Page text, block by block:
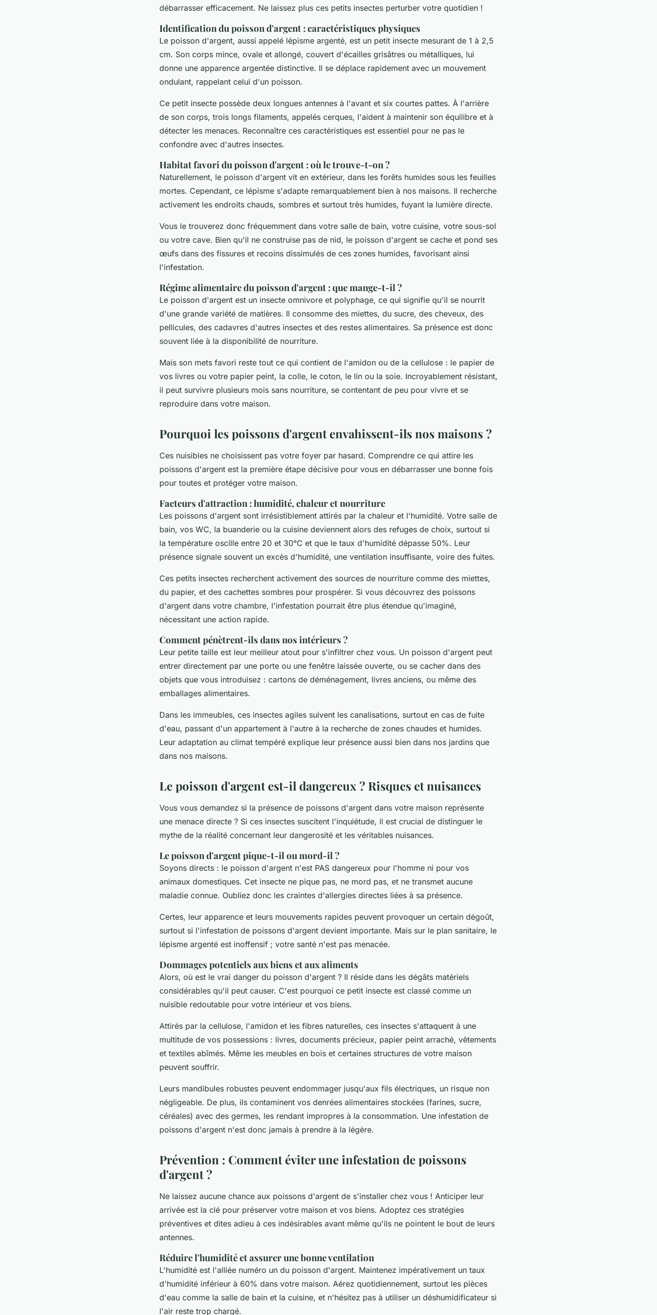
débarrasser efficacement. Ne laissez plus ces petits insectes perturber votre quotidien !
Identification du poisson d'argent : caractéristiques physiques
Le poisson d'argent, aussi appelé lépisme argenté, est un petit insecte mesurant de 1 à 2,5
cm. Son corps mince, ovale et allongé, couvert d'écailles grisâtres ou métalliques, lui
donne une apparence argentée distinctive. Il se déplace rapidement avec un mouvement
ondulant, rappelant celui d'un poisson.
Ce petit insecte possède deux longues antennes à l'avant et six courtes pattes. À l'arrière
de son corps, trois longs filaments, appelés cerques, l'aident à maintenir son équilibre et à
détecter les menaces. Reconnaître ces caractéristiques est essentiel pour ne pas le
confondre avec d'autres insectes.
Habitat favori du poisson d'argent : où le trouve-t-on ?
Naturellement, le poisson d'argent vit en extérieur, dans les forêts humides sous les feuilles
mortes. Cependant, ce lépisme s'adapte remarquablement bien à nos maisons. Il recherche
activement les endroits chauds, sombres et surtout très humides, fuyant la lumière directe.
Vous le trouverez donc fréquemment dans votre salle de bain, votre cuisine, votre sous-sol
ou votre cave. Bien qu'il ne construise pas de nid, le poisson d'argent se cache et pond ses
œufs dans des fissures et recoins dissimulés de ces zones humides, favorisant ainsi
l'infestation.
Régime alimentaire du poisson d'argent : que mange-t-il ?
Le poisson d'argent est un insecte omnivore et polyphage, ce qui signifie qu'il se nourrit
d'une grande variété de matières. Il consomme des miettes, du sucre, des cheveux, des
pellicules, des cadavres d'autres insectes et des restes alimentaires. Sa présence est donc
souvent liée à la disponibilité de nourriture.
Mais son mets favori reste tout ce qui contient de l'amidon ou de la cellulose : le papier de
vos livres ou votre papier peint, la colle, le coton, le lin ou la soie. Incroyablement résistant,
il peut survivre plusieurs mois sans nourriture, se contentant de peu pour vivre et se
reproduire dans votre maison.
Pourquoi les poissons d'argent envahissent-ils nos maisons ?
Ces nuisibles ne choisissent pas votre foyer par hasard. Comprendre ce qui attire les
poissons d'argent est la première étape décisive pour vous en débarrasser une bonne fois
pour toutes et protéger votre maison.
Facteurs d'attraction : humidité, chaleur et nourriture
Les poissons d'argent sont irrésistiblement attirés par la chaleur et l'humidité. Votre salle de
bain, vos WC, la buanderie ou la cuisine deviennent alors des refuges de choix, surtout si
la température oscille entre 20 et 30°C et que le taux d'humidité dépasse 50%. Leur
présence signale souvent un excès d'humidité, une ventilation insuffisante, voire des fuites.
Ces petits insectes recherchent activement des sources de nourriture comme des miettes,
du papier, et des cachettes sombres pour prospérer. Si vous découvrez des poissons
d'argent dans votre chambre, l'infestation pourrait être plus étendue qu'imaginé,
nécessitant une action rapide.
Comment pénètrent-ils dans nos intérieurs ?
Leur petite taille est leur meilleur atout pour s'infiltrer chez vous. Un poisson d'argent peut
entrer directement par une porte ou une fenêtre laissée ouverte, ou se cacher dans des
objets que vous introduisez : cartons de déménagement, livres anciens, ou même des
emballages alimentaires.
Dans les immeubles, ces insectes agiles suivent les canalisations, surtout en cas de fuite
d'eau, passant d'un appartement à l'autre à la recherche de zones chaudes et humides.
Leur adaptation au climat tempéré explique leur présence aussi bien dans nos jardins que
dans nos maisons.
Le poisson d'argent est-il dangereux ? Risques et nuisances
Vous vous demandez si la présence de poissons d'argent dans votre maison représente
une menace directe ? Si ces insectes suscitent l'inquiétude, il est crucial de distinguer le
mythe de la réalité concernant leur dangerosité et les véritables nuisances.
Le poisson d'argent pique-t-il ou mord-il ?
Soyons directs : le poisson d'argent n'est PAS dangereux pour l'homme ni pour vos
animaux domestiques. Cet insecte ne pique pas, ne mord pas, et ne transmet aucune
maladie connue. Oubliez donc les craintes d'allergies directes liées à sa présence.
Certes, leur apparence et leurs mouvements rapides peuvent provoquer un certain dégoût,
surtout si l'infestation de poissons d'argent devient importante. Mais sur le plan sanitaire, le
lépisme argenté est inoffensif ; votre santé n'est pas menacée.
Dommages potentiels aux biens et aux aliments
Alors, où est le vrai danger du poisson d'argent ? Il réside dans les dégâts matériels
considérables qu'il peut causer. C'est pourquoi ce petit insecte est classé comme un
nuisible redoutable pour votre intérieur et vos biens.
Attirés par la cellulose, l'amidon et les fibres naturelles, ces insectes s'attaquent à une
multitude de vos possessions : livres, documents précieux, papier peint arraché, vêtements
et textiles abîmés. Même les meubles en bois et certaines structures de votre maison
peuvent souffrir.
Leurs mandibules robustes peuvent endommager jusqu'aux fils électriques, un risque non
négligeable. De plus, ils contaminent vos denrées alimentaires stockées (farines, sucre,
céréales) avec des germes, les rendant impropres à la consommation. Une infestation de
poissons d'argent n'est donc jamais à prendre à la légère.
Prévention : Comment éviter une infestation de poissons
d'argent ?
Ne laissez aucune chance aux poissons d'argent de s'installer chez vous ! Anticiper leur
arrivée est la clé pour préserver votre maison et vos biens. Adoptez ces stratégies
préventives et dites adieu à ces indésirables avant même qu'ils ne pointent le bout de leurs
antennes.
Réduire l'humidité et assurer une bonne ventilation
L'humidité est l'alliée numéro un du poisson d'argent. Maintenez impérativement un taux
d'humidité inférieur à 60% dans votre maison. Aérez quotidiennement, surtout les pièces
d'eau comme la salle de bain et la cuisine, et n'hésitez pas à utiliser un déshumidificateur si
l'air reste trop chargé.